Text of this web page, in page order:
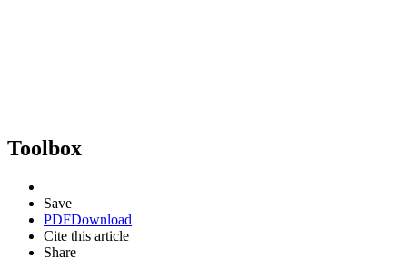
Toolbox
Save
PDFDownload
Cite this article
Share